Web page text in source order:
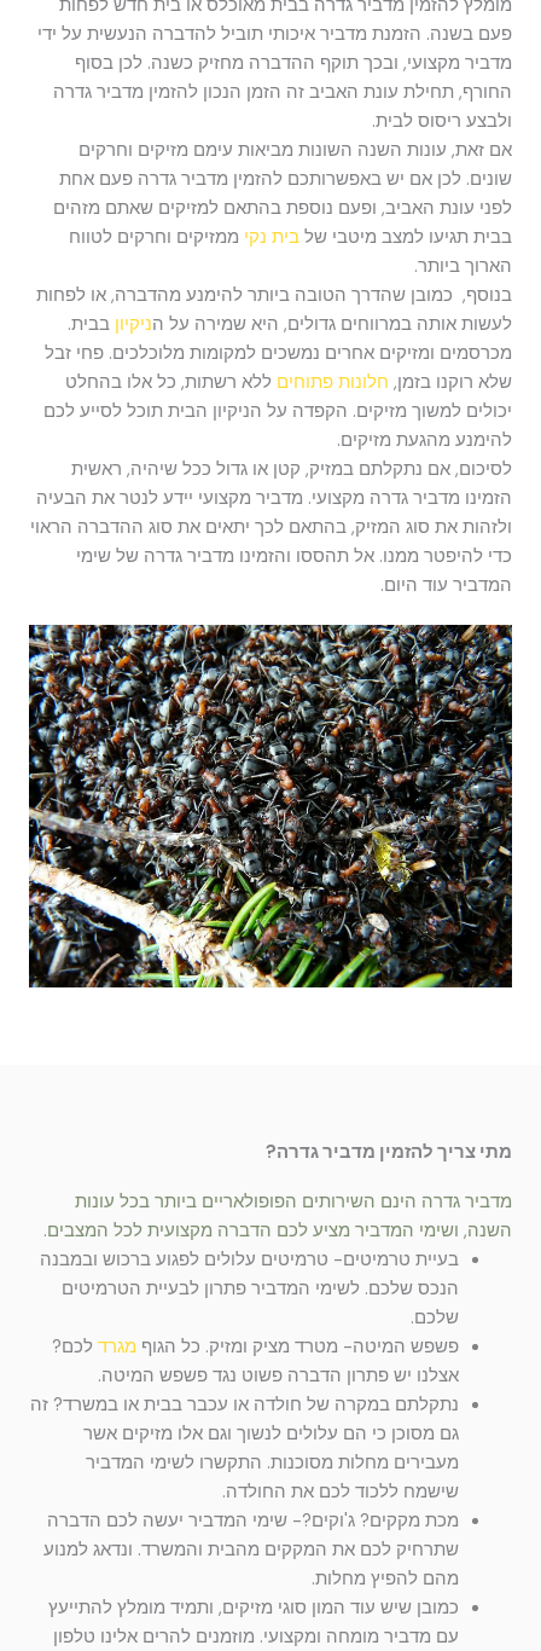
מומלץ להזמין מדביר גדרה בבית מאוכלס או בית חדש לפחות
פעם בשנה. הזמנת מדביר איכותי תוביל להדברה הנעשית על ידי
מדביר מקצועי, ובכך תוקף ההדברה מחזיק כשנה. לכן בסוף
החורף, תחילת עונת האביב זה הזמן הנכון להזמין מדביר גדרה
ולבצע ריסוס לבית.
אם זאת, עונות השנה השונות מביאות עימם מזיקים וחרקים
שונים. לכן אם יש באפשרותכם להזמין מדביר גדרה פעם אחת
לפני עונת האביב, ופעם נוספת בהתאם למזיקים שאתם מזהים
בבית תגיעו למצב מיטבי של בית נקי ממזיקים וחרקים לטווח
הארוך ביותר.
בנוסף, כמובן שהדרך הטובה ביותר להימנע מהדברה, או לפחות
לעשות אותה במרווחים גדולים, היא שמירה על הניקיון בבית.
מכרסמים ומזיקים אחרים נמשכים למקומות מלוכלכים. פחי זבל
שלא רוקנו בזמן, חלונות פתוחים ללא רשתות, כל אלו בהחלט
יכולים למשוך מזיקים. הקפדה על הניקיון הבית תוכל לסייע לכם
להימנע מהגעת מזיקים.
לסיכום, אם נתקלתם במזיק, קטן או גדול ככל שיהיה, ראשית
הזמינו מדביר גדרה מקצועי. מדביר מקצועי יידע לנטר את הבעיה
ולזהות את סוג המזיק, בהתאם לכך יתאים את סוג ההדברה הראוי
כדי להיפטר ממנו. אל תהססו והזמינו מדביר גדרה של שימי
המדביר עוד היום.
מתי צריך להזמין מדביר גדרה?
מדביר גדרה הינם השירותים הפופולאריים ביותר בכל עונות
השנה, ושימי המדביר מציע לכם הדברה מקצועית לכל המצבים.
בעיית טרמיטים- טרמיטים עלולים לפגוע ברכוש ובמבנה
הנכס שלכם. לשימי המדביר פתרון לבעיית הטרמיטים
שלכם.
פשפש המיטה- מטרד מציק ומזיק. כל הגוף מגרדלכם?
אצלנו יש פתרון הדברה פשוט נגד פשפש המיטה.
נתקלתם במקרה של חולדה או עכבר בבית או במשרד? זה
גם מסוכן כי הם עלולים לנשוך וגם אלו מזיקים אשר
מעבירים מחלות מסוכנות. התקשרו לשימי המדביר
שישמח ללכוד לכם את החולדה.
מכת מקקים? ג'וקים?- שימי המדביר יעשה לכם הדברה
שתרחיק לכם את המקקים מהבית והמשרד. ונדאג למנוע
מהם להפיץ מחלות.
כמובן שיש עוד המון סוגי מזיקים, ותמיד מומלץ להתייעץ
עם מדביר מומחה ומקצועי. מוזמנים להרים אלינו טלפון